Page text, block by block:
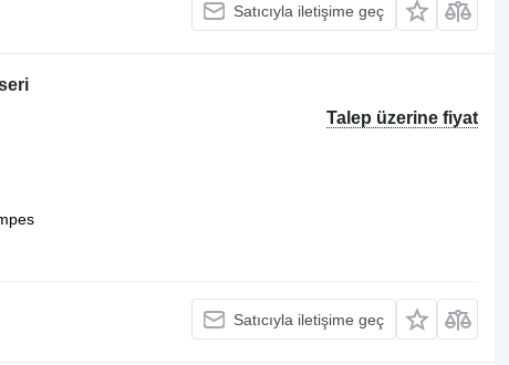
Satıcıyla iletişime geç
Talep üzerine fiyat
Satıcıyla iletişime geç